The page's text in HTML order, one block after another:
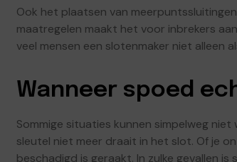
Ook het plaatsen van
maatregelen maakt het voor inbrekers
veel mensen een slotenmaker niet alleen
Wanneer spoed
Sommige situaties kunnen simpelweg
sleutel niet meer draait in het slot. Of je
beschadigd is geraakt. In zulke gevallen is